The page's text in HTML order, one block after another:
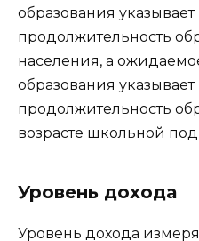
образования
продолжительность
населения, а
образования
продолжительность
возрасте школьной
Уровень дохода
Уровень дохода